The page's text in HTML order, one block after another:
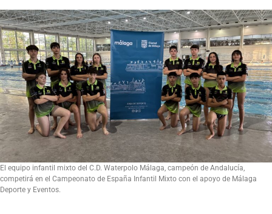
El equipo infantil mixto del C.D. Waterpolo Málaga, campeón de Andalucía,
competirá en el Campeonato de España Infantil Mixto con el apoyo de Málaga
Deporte y Eventos.